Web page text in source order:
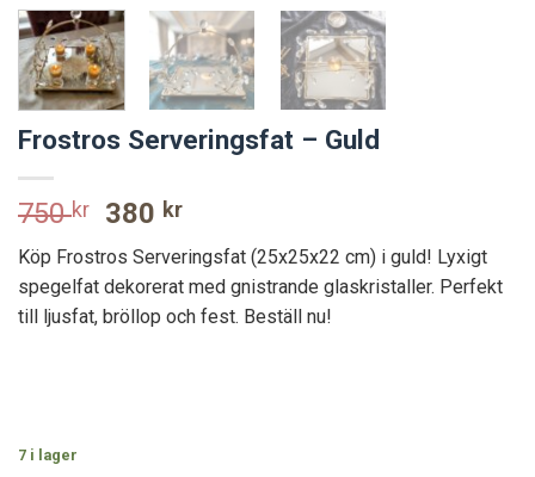
Frostros Serveringsfat – Guld
750kr
Original
price
was:
750 kr.
380 krCurrent
price
is:
380 kr.
Köp Frostros Serveringsfat (25x25x22 cm) i guld! Lyxigt
spegelfat dekorerat med gnistrande glaskristaller. Perfekt
till ljusfat, bröllop och fest. Beställ nu!
7 i lager